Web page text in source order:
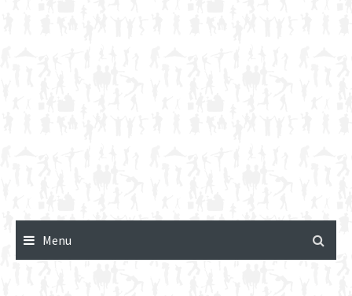
Menu